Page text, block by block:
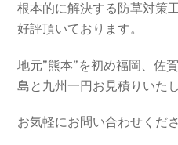
根本的に解決する防草対策
好評頂いております。
地元”熊本”を初め福岡、佐
島と九州一円お見積りいたし
お気軽にお問い合わせくださ